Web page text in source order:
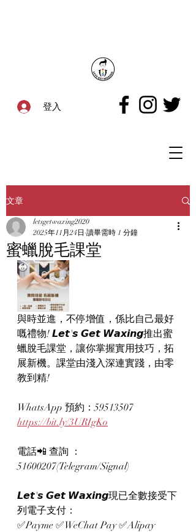
登入
文章
蜜蠟脫毛課堂
letsgetwaxing2020
2025年11月24日 讀畢需時 1 分鐘
與時並進，不停增值，係比自己最好
嘅禮物! 𝙇𝙚𝙩'𝙨 𝙂𝙚𝙩 𝙒𝙖𝙭𝙞𝙣𝙜推出蜜
蠟脫毛課堂，讓你掌握實用技巧，拓
展新機。課堂由淺入深連實踐，由零
教到精!
WhatsApp 預約：59513507
https://bit.ly/3URIgKo
電話📲 查詢 ：
51600207(Telegram/Signal)
𝙇𝙚𝙩'𝙨 𝙂𝙚𝙩 𝙒𝙖𝙭𝙞𝙣𝙜現已全數接受下
列電子支付：
✅Payme ✅WeChat Pay ✅Alipay